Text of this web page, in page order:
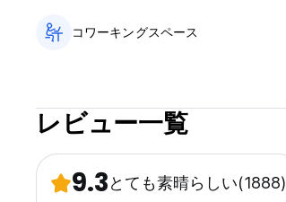
コワーキングスペース
レビュー一覧
9.3とても素晴らしい(1888)